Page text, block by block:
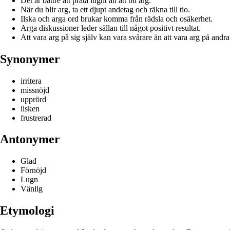
När du blir arg, ta ett djupt andetag och räkna till tio.
Ilska och arga ord brukar komma från rädsla och osäkerhet.
Arga diskussioner leder sällan till något positivt resultat.
Att vara arg på sig själv kan vara svårare än att vara arg på
Synonymer
irritera
missnöjd
upprörd
ilsken
frustrerad
Antonymer
Glad
Förnöjd
Lugn
Vänlig
Etymologi